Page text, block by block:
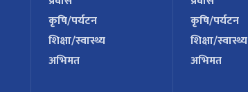
कृषि/पर्यटन
शिक्षा/स्वास्थ्य
अभिमत
कृषि/पर्यटन
शिक्षा/स्वास्थ्य
अभिमत